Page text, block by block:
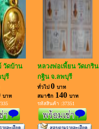
วัดบ้าน
รี
บาท
หลวงพ่อเพี้ยน วัดเกริน
กฐิน จ.ลพบุรี
ทั่วไป 0 บาท
สมาชิก140 บาท
รหัสสินค้า :37351